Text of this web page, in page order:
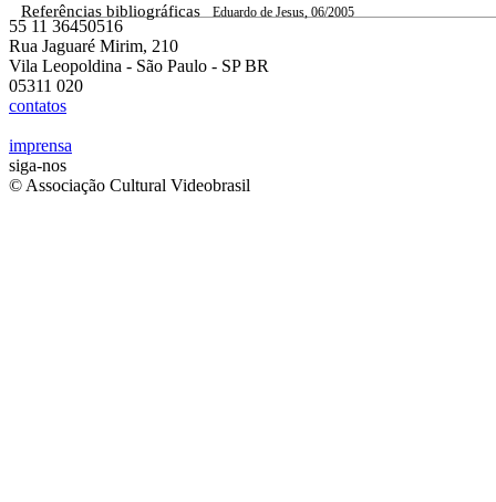
Referências bibliográficas Eduardo de Jesus, 06/2005
55 11 36450516
Rua Jaguaré Mirim, 210
Vila Leopoldina - São Paulo - SP BR
05311 020
contatos
imprensa
siga-nos
© Associação Cultural Videobrasil